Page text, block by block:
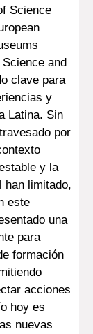
Science
and
clave para
y
Latina. Sin
por
y la
han limitado,
este
una
para
formación
acciones
hoy es
nuevas